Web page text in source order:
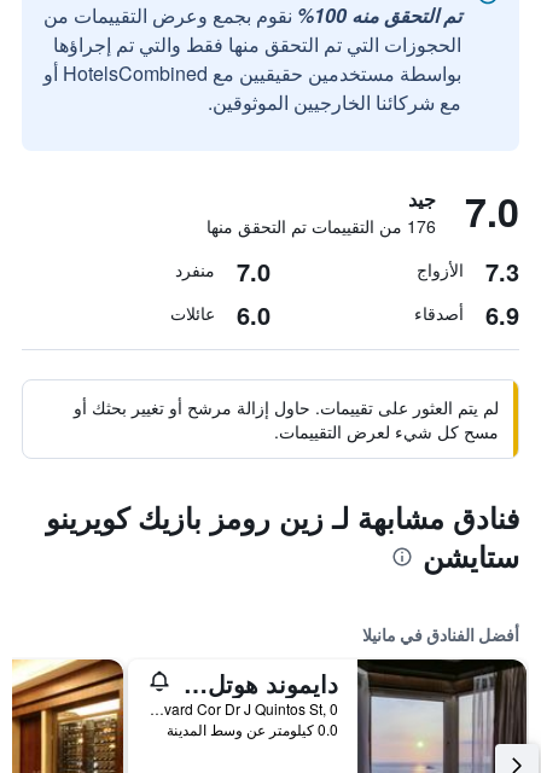
تم التحقق منه 100%
نقوم بجمع وعرض التقييمات من
الحجوزات التي تم التحقق منها فقط والتي تم إجراؤها
بواسطة مستخدمين حقيقيين مع HotelsCombined أو
مع شركائنا الخارجيين الموثوقين.
7.0 جيد
176 من التقييمات تم التحقق منها
7.3 الأزواج 7.0 منفرد
6.9 أصدقاء 6.0 عائلات
لم يتم العثور على تقييمات. حاول إزالة مرشح أو تغيير بحثك أو
مسح كل شيء لعرض التقييمات.
فنادق مشابهة لـ زين رومز بازيك كويرينو
ستايشن
أفضل الفنادق في مانيلا
دايموند هوتل الفلبين
Roxas Boulevard Cor Dr J Quintos St, 0, مانيلا, الفلبين
0.0 كيلومتر عن وسط المدينة